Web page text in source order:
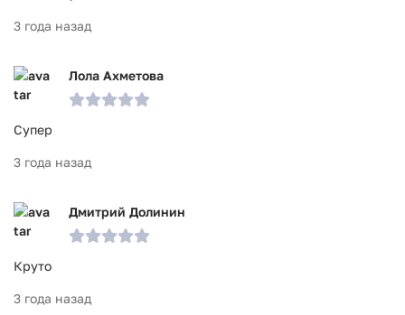
3 года назад
Лола Ахметова
Супер
3 года назад
Дмитрий Долинин
Круто
3 года назад